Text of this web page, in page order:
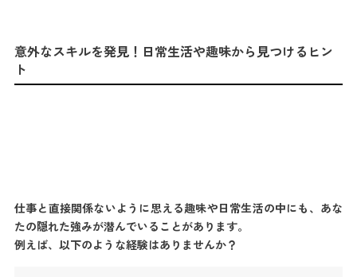
意外なスキルを発見！日常生活や趣味から見つけるヒン
ト
仕事と直接関係ないように思える趣味や日常生活の中にも、あな
たの隠れた強みが潜んでいることがあります。
例えば、以下のような経験はありませんか？